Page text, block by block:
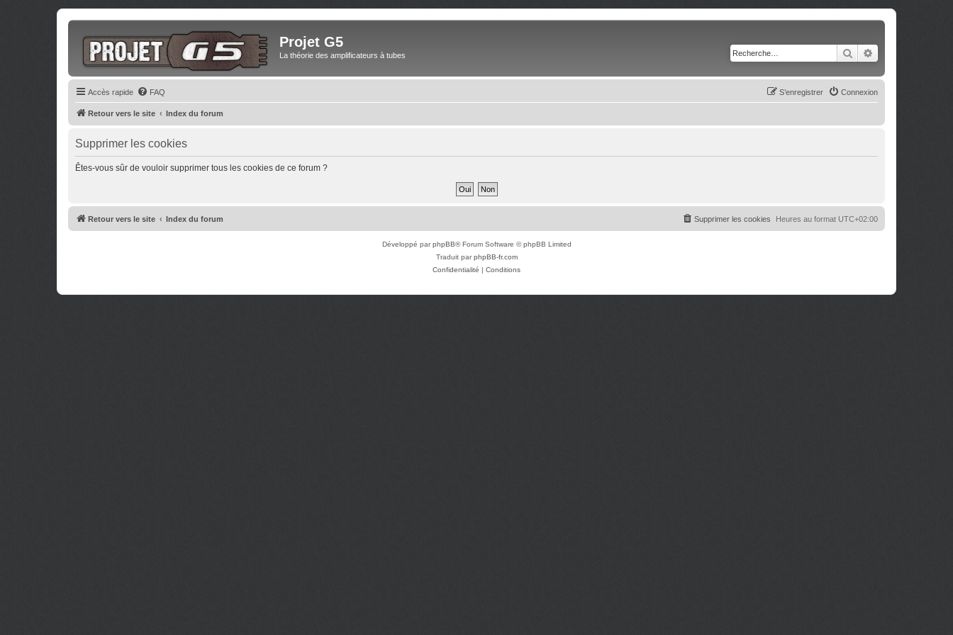
Projet G5
La théorie des amplificateurs à tubes Rechercher
Accès rapide FAQ Connexion
S’enregistrer
Retour vers le site Index du forum
Supprimer les cookies
Êtes-vous sûr de vouloir supprimer tous les cookies de ce forum ?
Retour vers le site Index du forum Heures au format UTC+02:00
Supprimer les cookies
Développé parphpBB® Forum Software © phpBB Limited
Traduit parphpBB-fr.com
Confidentialité | Conditions